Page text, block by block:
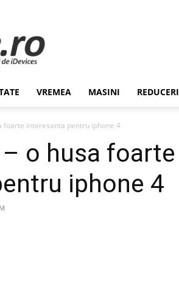
VREMEA MASINI REDUCERI
foarte interesanta pentru iphone 4
– o husa foarte
iphone 4